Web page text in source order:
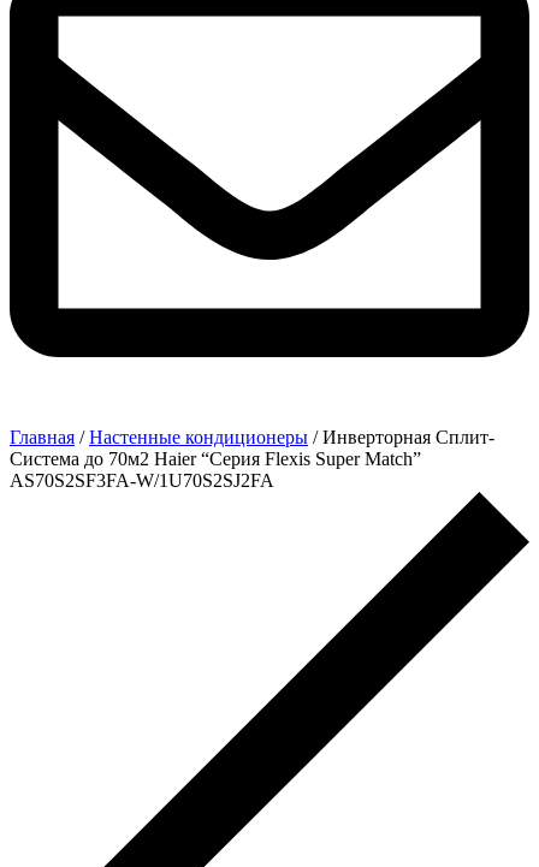
Главная /Настенные кондиционеры / Инверторная Сплит-
Система до 70м2 Haier “Серия Flexis Super Match”
AS70S2SF3FA-W/1U70S2SJ2FA